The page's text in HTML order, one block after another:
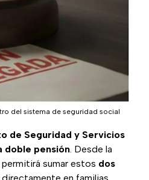
del sistema de seguridad social
de Seguridad y Servicios
doble pensión. Desde la
sumar estos dos